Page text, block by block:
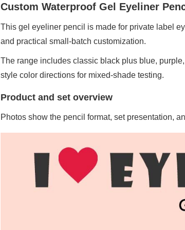
Custom Waterproof Gel Eyeliner
This gel eyeliner pencil is made for private label
and practical small-batch customization.
The range includes classic black plus blue,
style color directions for mixed-shade testing.
Product and set overview
Photos show the pencil format, set presentation,